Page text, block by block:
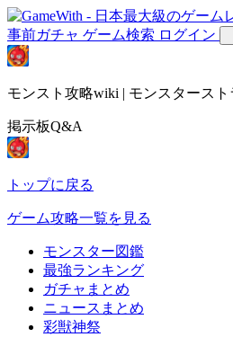
事前ガチャ ゲーム検索 ログイン
モンスト攻略wiki | モンスタース
掲示板Q&A
トップに戻る
ゲーム攻略一覧を見る
モンスター図鑑
最強ランキング
ガチャまとめ
ニュースまとめ
彩獣神祭